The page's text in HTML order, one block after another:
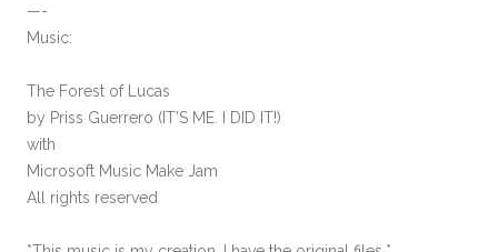
—-
Music:
The Forest of Lucas
by Priss Guerrero (IT’S ME. I DID IT!)
with
Microsoft Music Make Jam
All rights reserved